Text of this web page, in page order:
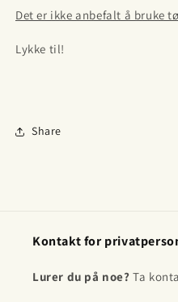
Det er ikke anbefalt å bruke
Lykke til!
Share
Kontakt for
Lurer du på noe? Ta